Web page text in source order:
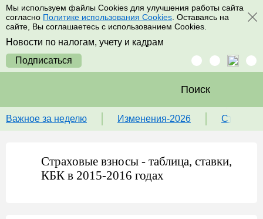
Мы используем файлы Cookies для улучшения работы сайта
согласно Политике использования Cookies . Оставаясь на
сайте, Вы соглашаетесь с использованием Cookies.
Новости по налогам, учету и кадрам
Подписаться
Поиск
Важное за неделю Изменения-2026 Ставка
Страховые взносы - таблица, ставки,
КБК в 2015-2016 годах